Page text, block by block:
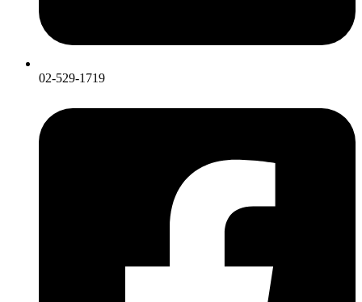
02-529-1719